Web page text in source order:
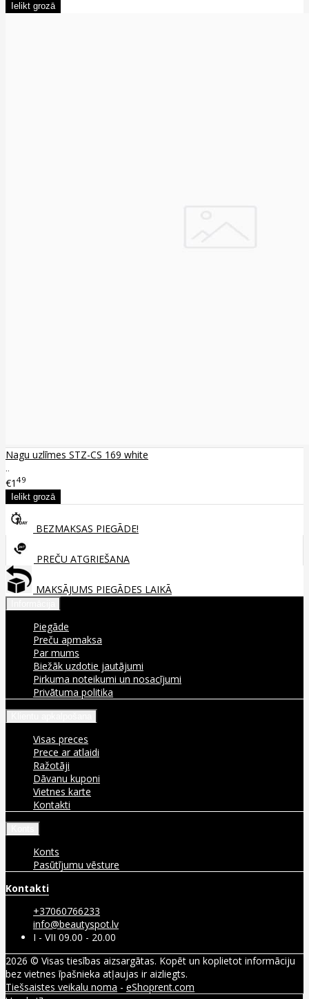
Nagu uzlīmes STZ-CS 169 white
..
€1 49
BEZMAKSAS PIEGĀDE!
PREČU ATGRIEŠANA
MAKSĀJUMS PIEGĀDES LAIKĀ
Piegāde
Preču apmaksa
Par mums
Biežāk uzdotie jautājumi
Pirkuma noteikumi un nosacījumi
Privātuma politika
Visas preces
Prece ar atlaidi
Ražotāji
Dāvanu kuponi
Vietnes karte
Kontakti
Konts
Pasūtījumu vēsture
Kontakti
+37060766233
info@beautyspot.lv
I - VII 09.00 - 20.00
2026 © Visas tiesības aizsargātas. Kopēt un koplietot informāciju
bez vietnes īpašnieka atļaujas ir aizliegts.
Tiešsaistes veikalu noma - eShoprent.com